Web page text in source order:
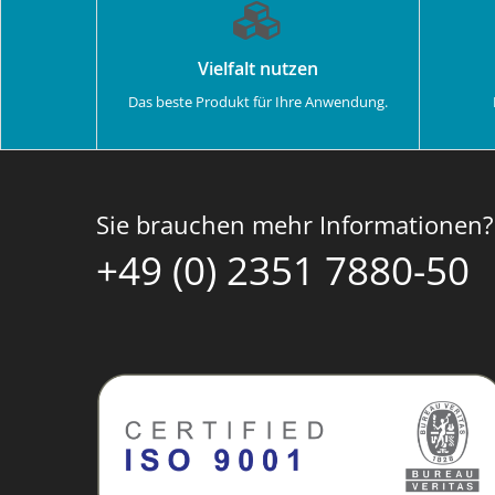
Vielfalt nutzen
Das beste Produkt für Ihre Anwendung.
Sie brauchen mehr Informationen?
+49 (0) 2351 7880-50